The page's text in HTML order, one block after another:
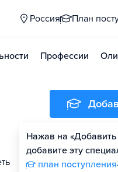
Россия План
Профессии
Нажав на
добавите эту
план поступления